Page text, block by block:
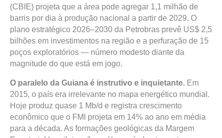
(CBIE) projeta que a área pode agregar 1,1 milhão de
barris por dia à produção nacional a partir de 2029. O
plano estratégico 2026–2030 da Petrobras prevê US$ 2,5
bilhões em investimentos na região e a perfuração de 15
poços exploratórios — número modesto diante da
magnitude do que está em jogo.
O paralelo da Guiana é instrutivo e inquietante. Em
2015, o país era irrelevante no mapa energético mundial.
Hoje produz quase 1 Mb/d e registra crescimento
econômico que o FMI projeta em 14% ao ano em média
para a década. As formações geológicas da Margem